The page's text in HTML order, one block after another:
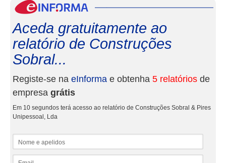
Aceda gratuitamente ao
relatório de Construções
Sobral...
Registe-se na eInforma e obtenha 5 relatórios de
empresa grátis
Em 10 segundos terá acesso ao relatório de Construções Sobral & Pires
Unipessoal, Lda